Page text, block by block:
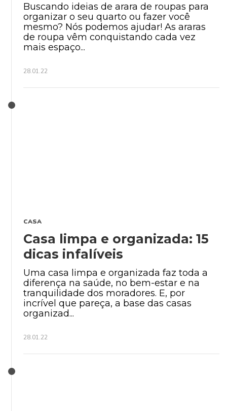
Buscando ideias de arara de roupas para
organizar o seu quarto ou fazer você
mesmo? Nós podemos ajudar! As araras
de roupa vêm conquistando cada vez
mais espaço...
28.01.22
CASA
Casa limpa e organizada: 15
dicas infalíveis
Uma casa limpa e organizada faz toda a
diferença na saúde, no bem-estar e na
tranquilidade dos moradores. E, por
incrível que pareça, a base das casas
organizad...
28.01.22